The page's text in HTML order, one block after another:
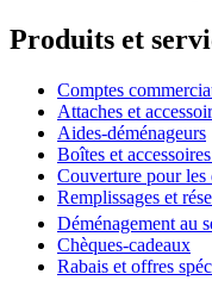
Produits et
Comptes
Attaches et
Aides-déménageurs
Boîtes et
Couverture pour les
Remplissages et
Déménagement au
Chèques-cadeaux
Rabais et offres